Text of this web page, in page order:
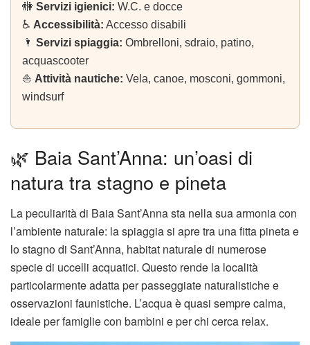
🚻 Servizi igienici: W.C. e docce
♿ Accessibilità: Accesso disabili
🌂 Servizi spiaggia: Ombrelloni, sdraio, patino,
acquascooter
⛵ Attività nautiche: Vela, canoe, mosconi, gommoni,
windsurf
🌿 Baia Sant’Anna: un’oasi di
natura tra stagno e pineta
La peculiarità di Baia Sant’Anna sta nella sua armonia con
l’ambiente naturale: la spiaggia si apre tra una fitta pineta e
lo stagno di Sant’Anna, habitat naturale di numerose
specie di uccelli acquatici. Questo rende la località
particolarmente adatta per passeggiate naturalistiche e
osservazioni faunistiche. L’acqua è quasi sempre calma,
ideale per famiglie con bambini e per chi cerca relax.